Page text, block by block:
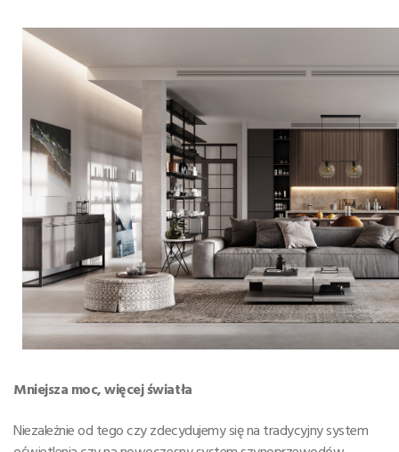
Mniejsza moc, więcej światła
Niezależnie od tego czy zdecydujemy się na tradycyjny system